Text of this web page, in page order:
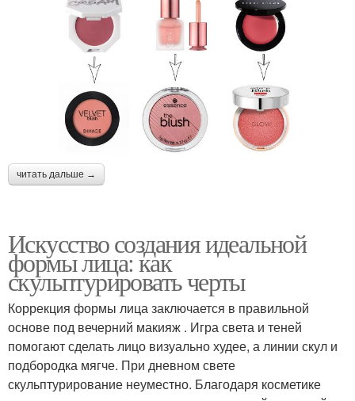
читать дальше →
Искусство создания идеальной
формы лица: как
скульптурировать черты
Коррекция формы лица заключается в правильной
основе под вечерний макияж . Игра света и теней
помогают сделать лицо визуально худее, а линии скул и
подбородка мягче. При дневном свете
скульптурирование неуместно. Благодаря косметике